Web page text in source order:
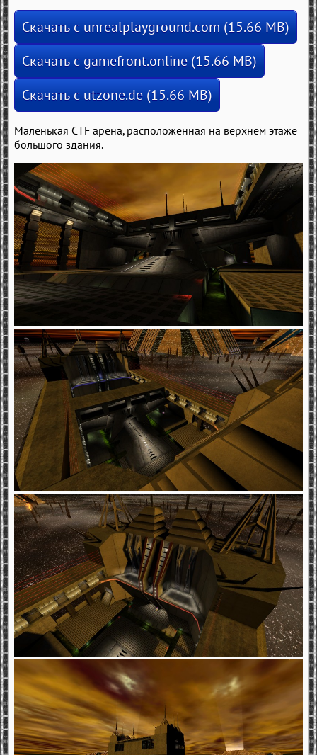
Скачать с unrealplayground.com (15.66 MB)
Скачать с gamefront.online (15.66 MB)
Скачать с utzone.de (15.66 MB)
Маленькая CTF арена, расположенная на верхнем этаже
большого здания.